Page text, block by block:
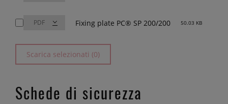
Fixing plate PC® SP 200/200 50.03 KB
Scarica selezionati (0)
Schede di sicurezza